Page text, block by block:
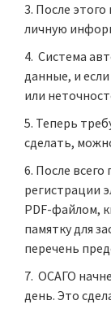
После
личную
Система
данные, и
или
Теперь
сделать,
После всего
регистрации
PDF-файлом,
памятку для
перечень
ОСАГО
день. Это